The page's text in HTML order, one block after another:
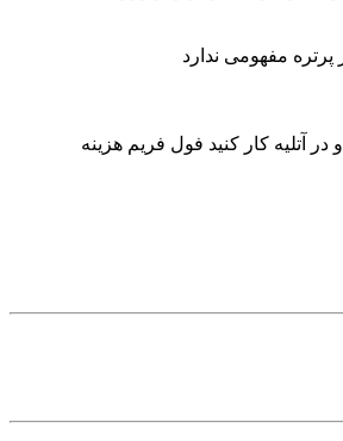
مفهومی ندارد
آتلیه کار کنید فول فریم هزینه